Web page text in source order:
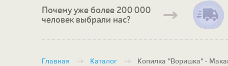
Почему уже более 200 000
человек выбрали нас?
Главная Каталог Копилка "Воришка" -